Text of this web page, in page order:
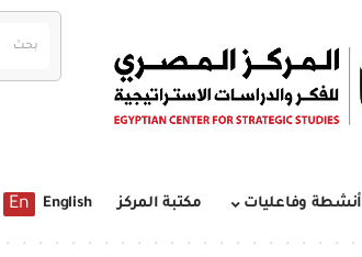
أنشطة وفاعليات مكتبة المركز English
En